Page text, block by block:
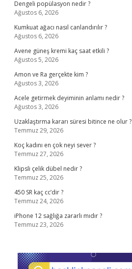
Dengeli popülasyon nedir ?
Ağustos 6, 2026
Kumkuat ağacı nasıl canlandırılır ?
Ağustos 6, 2026
Avene güneş kremi kaç saat etkili ?
Ağustos 5, 2026
Amon ve Ra gerçekte kim ?
Ağustos 3, 2026
Acele getirmek deyiminin anlamı nedir ?
Ağustos 3, 2026
Uzaklaştırma kararı süresi bitince ne olur ?
Temmuz 29, 2026
Koç kadını en çok neyi sever ?
Temmuz 27, 2026
Klipsli çelik dübel nedir ?
Temmuz 25, 2026
450 SR kaç cc’dir ?
Temmuz 24, 2026
iPhone 12 sağlığa zararlı mıdır ?
Temmuz 23, 2026